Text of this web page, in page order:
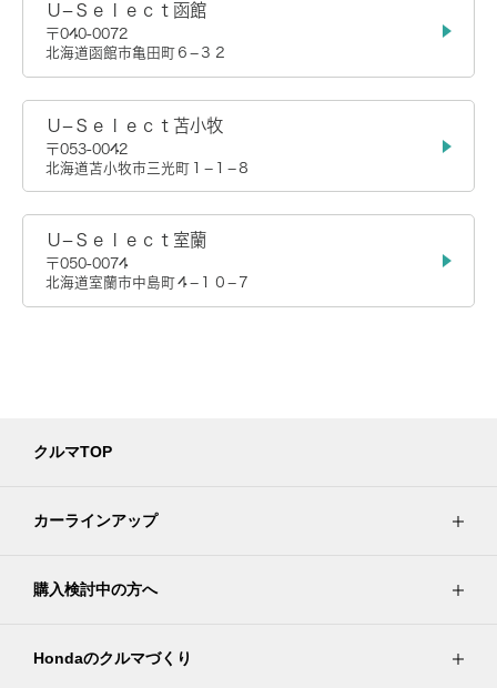
Ｕ−Ｓｅｌｅｃｔ函館
〒040-0072
北海道函館市亀田町６−３２
Ｕ−Ｓｅｌｅｃｔ苫小牧
〒053-0042
北海道苫小牧市三光町１−１−８
Ｕ−Ｓｅｌｅｃｔ室蘭
〒050-0074
北海道室蘭市中島町４−１０−７
クルマTOP
カーラインアップ
購入検討中の方へ
Hondaのクルマづくり